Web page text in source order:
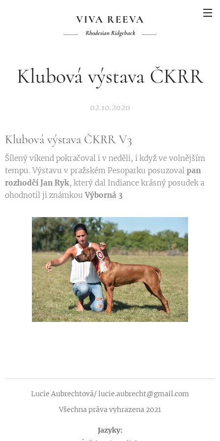
VIVA REEVA
Rhodesian Ridgeback
Klubová výstava ČKRR
02.10.2020
Klubová výstava ČKRR V3
Šílený víkend pokračoval i v neděli, i když ve volnějším
tempu. Výstavu v pražském Pesoparku posuzoval pan
rozhodčí Jan Ryk, který dal Indiance krásný posudek a
ohodnotil ji známkouVýborná 3
Lucie Aubrechtová/ lucie.aubrecht@gmail.com
Všechna práva vyhrazena 2021
Jazyky